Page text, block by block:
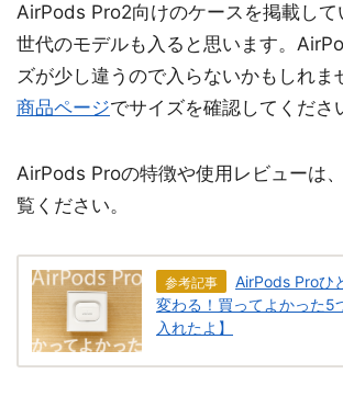
AirPods Pro2向けのケースを掲載して
世代のモデルも入ると思います。
ズが少し違うので入らないかもしれま
商品ページでサイズを確認してくださ
AirPods Proの特徴や使用レビューは
覧ください。
参考記事
AirPods Proひ
変わる！買ってよかった5
入れたよ】